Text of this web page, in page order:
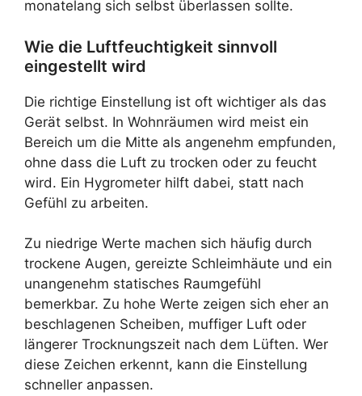
monatelang sich selbst überlassen sollte.
Wie die Luftfeuchtigkeit sinnvoll
eingestellt wird
Die richtige Einstellung ist oft wichtiger als das
Gerät selbst. In Wohnräumen wird meist ein
Bereich um die Mitte als angenehm empfunden,
ohne dass die Luft zu trocken oder zu feucht
wird. Ein Hygrometer hilft dabei, statt nach
Gefühl zu arbeiten.
Zu niedrige Werte machen sich häufig durch
trockene Augen, gereizte Schleimhäute und ein
unangenehm statisches Raumgefühl
bemerkbar. Zu hohe Werte zeigen sich eher an
beschlagenen Scheiben, muffiger Luft oder
längerer Trocknungszeit nach dem Lüften. Wer
diese Zeichen erkennt, kann die Einstellung
schneller anpassen.